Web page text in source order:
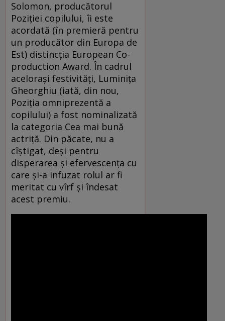
Solomon, producătorul
Poziţiei copilului, îi este
acordată (în premieră pentru
un producător din Europa de
Est) distincţia European Co-
production Award. În cadrul
aceloraşi festivităţi, Luminiţa
Gheorghiu (iată, din nou,
Poziţia omniprezentă a
copilului) a fost nominalizată
la categoria Cea mai bună
actriţă. Din păcate, nu a
cîştigat, deşi pentru
disperarea şi efervescenţa cu
care şi-a infuzat rolul ar fi
meritat cu vîrf şi îndesat
acest premiu.